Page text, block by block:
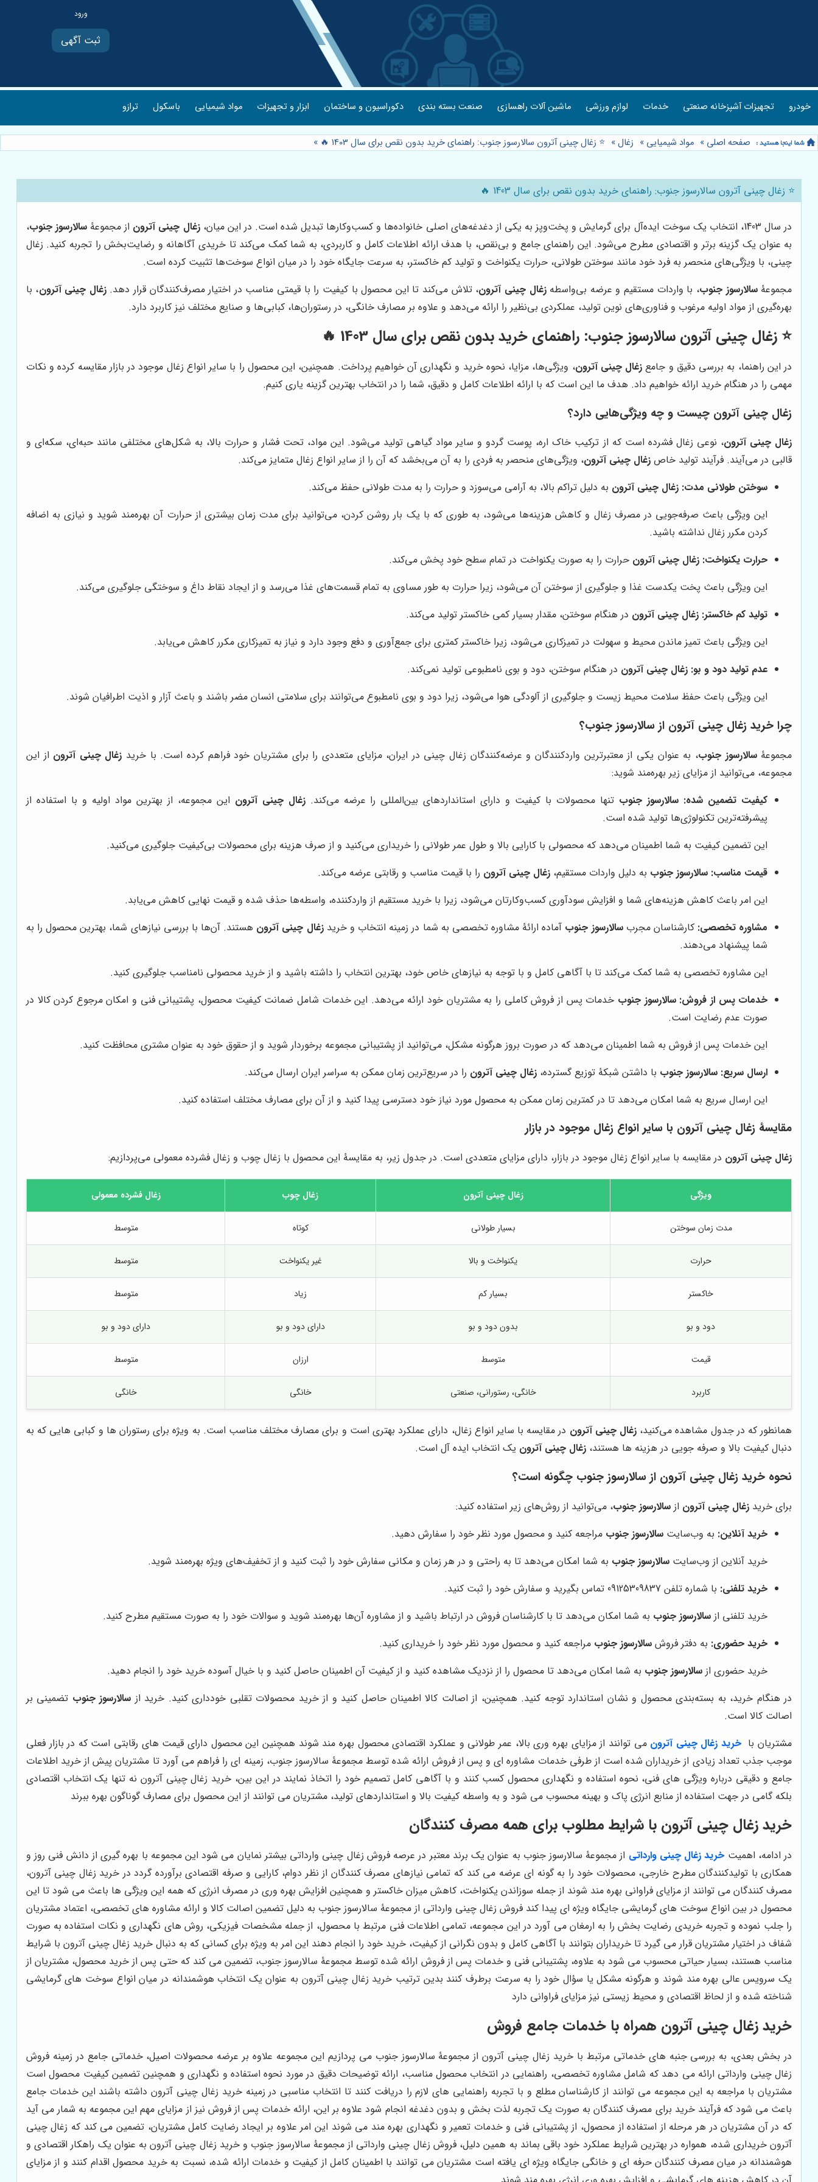
ثبت آگهی
خودرو تجهیزات آشپزخانه صنعتی خدمات لوازم ورزشی ماشین آلات راهسازی صنعت بسته بندی دکوراسیون و ساختمان ابزار و تجهیزات مواد شیمیایی باسکول ترازو
صفحه اصلی » مواد شیمیایی » زغال» ⭐️ زغال چینی آترون سالارسوز جنوب: راهنمای خرید بدون نقص برای سال 1403 🔥 »
⭐️ زغال چینی آترون سالارسوز جنوب: راهنمای خرید بدون نقص برای سال 1403 🔥
در سال 1403، انتخاب یک سوخت ایده‌آل برای گرمایش و پخت‌وپز به یکی از دغدغه‌های اصلی خانواده‌ها و کسب‌وکارها تبدیل شده است. در این میان، زغال چینی آترون از مجموعۀسالارسوز جنوب،
به عنوان یک گزینه برتر و اقتصادی مطرح می‌شود. این راهنمای جامع و بی‌نقص، با هدف ارائه اطلاعات کامل و کاربردی، به شما کمک می‌کند تا خریدی آگاهانه و رضایت‌بخش را تجربه کنید. زغال
چینی، با ویژگی‌های منحصر به فرد خود مانند سوختن طولانی، حرارت یکنواخت و تولید کم خاکستر، به سرعت جایگاه خود را در میان انواع سوخت‌ها تثبیت کرده است.
مجموعۀسالارسوز جنوب، با واردات مستقیم و عرضه بی‌واسطهزغال چینی آترون، تلاش می‌کند تا این محصول با کیفیت را با قیمتی مناسب در اختیار مصرف‌کنندگان قرار دهد.زغال چینی آترون، با
بهره‌گیری از مواد اولیه مرغوب و فناوری‌های نوین تولید، عملکردی بی‌نظیر را ارائه می‌دهد و علاوه بر مصارف خانگی، در رستوران‌ها، کبابی‌ها و صنایع مختلف نیز کاربرد دارد.
⭐️ زغال چینی آترون سالارسوز جنوب: راهنمای خرید بدون نقص برای سال 1403 🔥
در این راهنما، به بررسی دقیق و جامع زغال چینی آترون، ویژگی‌ها، مزایا، نحوه خرید و نگهداری آن خواهیم پرداخت. همچنین، این محصول را با سایر انواع زغال موجود در بازار مقایسه کرده و نکات
مهمی را در هنگام خرید ارائه خواهیم داد. هدف ما این است که با ارائه اطلاعات کامل و دقیق، شما را در انتخاب بهترین گزینه یاری کنیم.
زغال چینی آترون چیست و چه ویژگی‌هایی دارد؟
زغال چینی آترون، نوعی زغال فشرده است که از ترکیب خاک اره، پوست گردو و سایر مواد گیاهی تولید می‌شود. این مواد، تحت فشار و حرارت بالا، به شکل‌های مختلفی مانند حبه‌ای، سکه‌ای و
قالبی در می‌آیند. فرآیند تولید خاص زغال چینی آترون، ویژگی‌های منحصر به فردی را به آن می‌بخشد که آن را از سایر انواع زغال متمایز می‌کند.
سوختن طولانی مدت: زغال چینی آترون به دلیل تراکم بالا، به آرامی می‌سوزد و حرارت را به مدت طولانی حفظ می‌کند.
این ویژگی باعث صرفه‌جویی در مصرف زغال و کاهش هزینه‌ها می‌شود، به طوری که با یک بار روشن کردن، می‌توانید برای مدت زمان بیشتری از حرارت آن بهره‌مند شوید و نیازی به اضافه
کردن مکرر زغال نداشته باشید.
حرارت یکنواخت: زغال چینی آترون حرارت را به صورت یکنواخت در تمام سطح خود پخش می‌کند.
این ویژگی باعث پخت یکدست غذا و جلوگیری از سوختن آن می‌شود، زیرا حرارت به طور مساوی به تمام قسمت‌های غذا می‌رسد و از ایجاد نقاط داغ و سوختگی جلوگیری می‌کند.
تولید کم خاکستر: زغال چینی آترون در هنگام سوختن، مقدار بسیار کمی خاکستر تولید می‌کند.
این ویژگی باعث تمیز ماندن محیط و سهولت در تمیزکاری می‌شود، زیرا خاکستر کمتری برای جمع‌آوری و دفع وجود دارد و نیاز به تمیزکاری مکرر کاهش می‌یابد.
عدم تولید دود و بو: زغال چینی آترون در هنگام سوختن، دود و بوی نامطبوعی تولید نمی‌کند.
این ویژگی باعث حفظ سلامت محیط زیست و جلوگیری از آلودگی هوا می‌شود، زیرا دود و بوی نامطبوع می‌توانند برای سلامتی انسان مضر باشند و باعث آزار و اذیت اطرافیان شوند.
چرا خرید زغال چینی آترون از سالارسوز جنوب؟
مجموعۀسالارسوز جنوب، به عنوان یکی از معتبرترین واردکنندگان و عرضه‌کنندگان زغال چینی در ایران، مزایای متعددی را برای مشتریان خود فراهم کرده است. با خرید زغال چینی آترون از این
مجموعه، می‌توانید از مزایای زیر بهره‌مند شوید:
کیفیت تضمین شده: سالارسوز جنوب تنها محصولات با کیفیت و دارای استانداردهای بین‌المللی را عرضه می‌کند.زغال چینی آترون این مجموعه، از بهترین مواد اولیه و با استفاده از
پیشرفته‌ترین تکنولوژی‌ها تولید شده است.
این تضمین کیفیت به شما اطمینان می‌دهد که محصولی با کارایی بالا و طول عمر طولانی را خریداری می‌کنید و از صرف هزینه برای محصولات بی‌کیفیت جلوگیری می‌کنید.
قیمت مناسب: سالارسوز جنوب به دلیل واردات مستقیم، زغال چینی آترون را با قیمت مناسب و رقابتی عرضه می‌کند.
این امر باعث کاهش هزینه‌های شما و افزایش سودآوری کسب‌وکارتان می‌شود، زیرا با خرید مستقیم از واردکننده، واسطه‌ها حذف شده و قیمت نهایی کاهش می‌یابد.
مشاوره تخصصی: کارشناسان مجربسالارسوز جنوب آماده ارائۀ مشاوره تخصصی به شما در زمینه انتخاب و خریدزغال چینی آترون هستند. آن‌ها با بررسی نیازهای شما، بهترین محصول را به
شما پیشنهاد می‌دهند.
این مشاوره تخصصی به شما کمک می‌کند تا با آگاهی کامل و با توجه به نیازهای خاص خود، بهترین انتخاب را داشته باشید و از خرید محصولی نامناسب جلوگیری کنید.
خدمات پس از فروش: سالارسوز جنوب خدمات پس از فروش کاملی را به مشتریان خود ارائه می‌دهد. این خدمات شامل ضمانت کیفیت محصول، پشتیبانی فنی و امکان مرجوع کردن کالا در
صورت عدم رضایت است.
این خدمات پس از فروش به شما اطمینان می‌دهد که در صورت بروز هرگونه مشکل، می‌توانید از پشتیبانی مجموعه برخوردار شوید و از حقوق خود به عنوان مشتری محافظت کنید.
ارسال سریع: سالارسوز جنوب با داشتن شبکۀ توزیع گسترده، زغال چینی آترون را در سریع‌ترین زمان ممکن به سراسر ایران ارسال می‌کند.
این ارسال سریع به شما امکان می‌دهد تا در کمترین زمان ممکن به محصول مورد نیاز خود دسترسی پیدا کنید و از آن برای مصارف مختلف استفاده کنید.
مقایسۀ زغال چینی آترون با سایر انواع زغال موجود در بازار
زغال چینی آترون در مقایسه با سایر انواع زغال موجود در بازار، دارای مزایای متعددی است. در جدول زیر، به مقایسۀ این محصول با زغال چوب و زغال فشرده معمولی می‌پردازیم:
ویژگی زغال چینی آترون زغال چوب زغال فشرده معمولی
مدت زمان سوختن بسیار طولانی کوتاه متوسط
حرارت یکنواخت و بالا غیر یکنواخت متوسط
خاکستر بسیار کم زیاد متوسط
دود و بو بدون دود و بو دارای دود و بو دارای دود و بو
قیمت متوسط ارزان متوسط
کاربرد خانگی، رستورانی، صنعتی خانگی خانگی
همانطور که در جدول مشاهده می‌کنید، زغال چینی آترون در مقایسه با سایر انواع زغال، دارای عملکرد بهتری است و برای مصارف مختلف مناسب است. به ویژه برای رستوران ها و کبابی هایی که به
دنبال کیفیت بالا و صرفه جویی در هزینه ها هستند، زغال چینی آترون یک انتخاب ایده آل است.
نحوه خرید زغال چینی آترون از سالارسوز جنوب چگونه است؟
برای خرید زغال چینی آترون از سالارسوز جنوب، می‌توانید از روش‌های زیر استفاده کنید:
خرید آنلاین: به وب‌سایت سالارسوز جنوب مراجعه کنید و محصول مورد نظر خود را سفارش دهید.
خرید آنلاین از وب‌سایت سالارسوز جنوب به شما امکان می‌دهد تا به راحتی و در هر زمان و مکانی سفارش خود را ثبت کنید و از تخفیف‌های ویژه بهره‌مند شوید.
خرید تلفنی: با شماره تلفن 09125309837 تماس بگیرید و سفارش خود را ثبت کنید.
خرید تلفنی از سالارسوز جنوب به شما امکان می‌دهد تا با کارشناسان فروش در ارتباط باشید و از مشاوره آن‌ها بهره‌مند شوید و سوالات خود را به صورت مستقیم مطرح کنید.
خرید حضوری: به دفتر فروش سالارسوز جنوب مراجعه کنید و محصول مورد نظر خود را خریداری کنید.
خرید حضوری از سالارسوز جنوب به شما امکان می‌دهد تا محصول را از نزدیک مشاهده کنید و از کیفیت آن اطمینان حاصل کنید و با خیال آسوده خرید خود را انجام دهید.
در هنگام خرید، به بسته‌بندی محصول و نشان استاندارد توجه کنید. همچنین، از اصالت کالا اطمینان حاصل کنید و از خرید محصولات تقلبی خودداری کنید. خرید از سالارسوز جنوب تضمینی بر
اصالت کالا است.
مشتریان با خرید زغال چینی آترون می توانند از مزایای بهره وری بالا، عمر طولانی و عملکرد اقتصادی محصول بهره مند شوند همچنین این محصول دارای قیمت های رقابتی است که در بازار فعلی
موجب جذب تعداد زیادی از خریداران شده است از طرفی خدمات مشاوره ای و پس از فروش ارائه شده توسط مجموعۀ سالارسوز جنوب، زمینه ای را فراهم می آورد تا مشتریان پیش از خرید اطلاعات
جامع و دقیقی درباره ویژگی های فنی، نحوه استفاده و نگهداری محصول کسب کنند و با آگاهی کامل تصمیم خود را اتخاذ نمایند در این بین، خرید زغال چینی آترون نه تنها یک انتخاب اقتصادی
بلکه گامی در جهت استفاده از منابع انرژی پاک و بهینه محسوب می شود و به واسطه کیفیت بالا و استانداردهای تولید، مشتریان می توانند از این محصول برای مصارف گوناگون بهره ببرند
خرید زغال چینی آترون با شرایط مطلوب برای همه مصرف کنندگان
در ادامه، اهمیت خرید زغال چینی وارداتی از مجموعۀ سالارسوز جنوب به عنوان یک برند معتبر در عرصه فروش زغال چینی وارداتی بیشتر نمایان می شود این مجموعه با بهره گیری از دانش فنی روز و
همکاری با تولیدکنندگان مطرح خارجی، محصولات خود را به گونه ای عرضه می کند که تمامی نیازهای مصرف کنندگان از نظر دوام، کارایی و صرفه اقتصادی برآورده گردد در خرید زغال چینی آترون،
مصرف کنندگان می توانند از مزایای فراوانی بهره مند شوند از جمله سوزاندن یکنواخت، کاهش میزان خاکستر و همچنین افزایش بهره وری در مصرف انرژی که همه این ویژگی ها باعث می شود تا این
محصول در بین انواع سوخت های گرمایشی جایگاه ویژه ای پیدا کند فروش زغال چینی وارداتی از مجموعۀ سالارسوز جنوب به دلیل تضمین اصالت کالا و ارائه مشاوره های تخصصی، اعتماد مشتریان
را جلب نموده و تجربه خریدی رضایت بخش را به ارمغان می آورد در این مجموعه، تمامی اطلاعات فنی مرتبط با محصول، از جمله مشخصات فیزیکی، روش های نگهداری و نکات استفاده به صورت
شفاف در اختیار مشتریان قرار می گیرد تا خریداران بتوانند با آگاهی کامل و بدون نگرانی از کیفیت، خرید خود را انجام دهند این امر به ویژه برای کسانی که به دنبال خرید زغال چینی آترون با شرایط
مناسب هستند، بسیار حیاتی محسوب می شود به علاوه، پشتیبانی فنی و خدمات پس از فروش ارائه شده توسط مجموعۀ سالارسوز جنوب، تضمین می کند که حتی پس از خرید محصول، مشتریان از
یک سرویس عالی بهره مند شوند و هرگونه مشکل یا سؤال خود را به سرعت برطرف کنند بدین ترتیب خرید زغال چینی آترون به عنوان یک انتخاب هوشمندانه در میان انواع سوخت های گرمایشی
شناخته شده و از لحاظ اقتصادی و محیط زیستی نیز مزایای فراوانی دارد
خرید زغال چینی آترون همراه با خدمات جامع فروش
در بخش بعدی، به بررسی جنبه های خدماتی مرتبط با خرید زغال چینی آترون از مجموعۀ سالارسوز جنوب می پردازیم این مجموعه علاوه بر عرضه محصولات اصیل، خدماتی جامع در زمینه فروش
زغال چینی وارداتی ارائه می دهد که شامل مشاوره تخصصی، راهنمایی در انتخاب محصول مناسب، ارائه توضیحات دقیق در مورد نحوه استفاده و نگهداری و همچنین تضمین کیفیت محصول است
مشتریان با مراجعه به این مجموعه می توانند از کارشناسان مطلع و با تجربه راهنمایی های لازم را دریافت کنند تا انتخاب مناسبی در زمینه خرید زغال چینی آترون داشته باشند این خدمات جامع
باعث می شود که فرآیند خرید برای مصرف کنندگان به صورت یک تجربه لذت بخش و بدون دغدغه انجام شود علاوه بر این، ارائه خدمات پس از فروش نیز از مزایای مهم این مجموعه به شمار می آید
که در آن مشتریان در هر مرحله از استفاده از محصول، از پشتیبانی فنی و خدمات تعمیر و نگهداری بهره مند می شوند این امر علاوه بر ایجاد رضایت کامل مشتریان، تضمین می کند که زغال چینی
آترون خریداری شده، همواره در بهترین شرایط عملکرد خود باقی بماند به همین دلیل، فروش زغال چینی وارداتی از مجموعۀ سالارسوز جنوب و خرید زغال چینی آترون به عنوان یک راهکار اقتصادی و
هوشمندانه در میان مصرف کنندگان حرفه ای و خانگی جایگاه ویژه ای یافته است مشتریان می توانند با اطمینان کامل از کیفیت و خدمات ارائه شده، نسبت به خرید محصول اقدام کنند و از مزایای